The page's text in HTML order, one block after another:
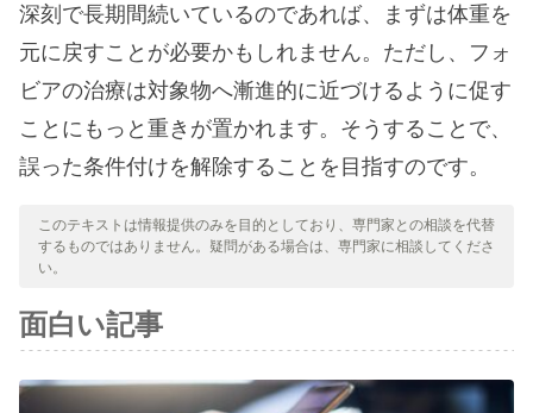
深刻で長期間続いているのであれば、まずは体重を
元に戻すことが必要かもしれません。ただし、フォ
ビアの治療は対象物へ漸進的に近づけるように促す
ことにもっと重きが置かれます。そうすることで、
誤った条件付けを解除することを目指すのです。
このテキストは情報提供のみを目的としており、専門家との相談を代替
するものではありません。疑問がある場合は、専門家に相談してくださ
い。
面白い記事